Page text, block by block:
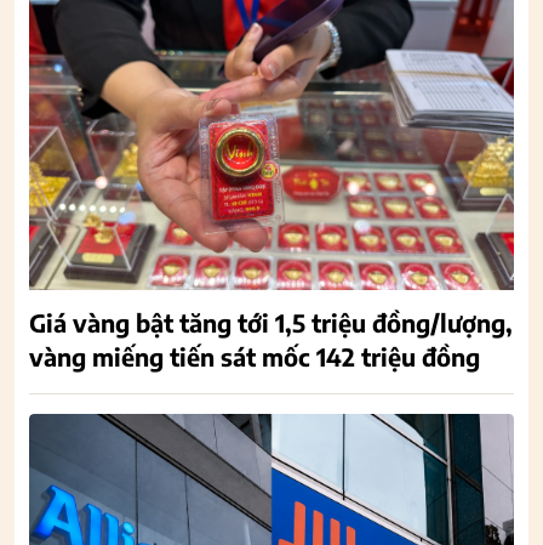
Giá vàng bật tăng tới 1,5 triệu đồng/lượng,
vàng miếng tiến sát mốc 142 triệu đồng